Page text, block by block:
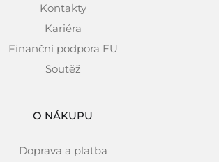
Kontakty
Kariéra
Finanční podpora EU
Soutěž
O NÁKUPU
Doprava a platba